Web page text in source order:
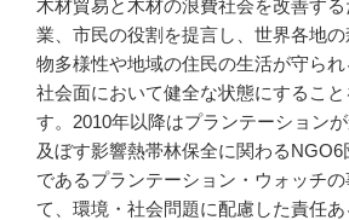
木材貿易と木材の浪費社会を改善す
業、市⺠の役割を提言し、世界各地
物多様性や地域の住⺠の生活が守られ
社会面において健全な状態にすること
す。2010年以降はプランテーション
及ぼす影響熱帯林保全に関わるNGO6
であるプランテーション・ウォッチ
て、環境・社会問題に配慮した責任